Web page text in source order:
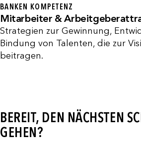
BANKEN KOMPETENZ
Mitarbeiter &
Strategien zur Gewinnung,
Bindung von Talenten, die zur
beitragen.
BEREIT, DEN NÄCHSTEN
GEHEN?